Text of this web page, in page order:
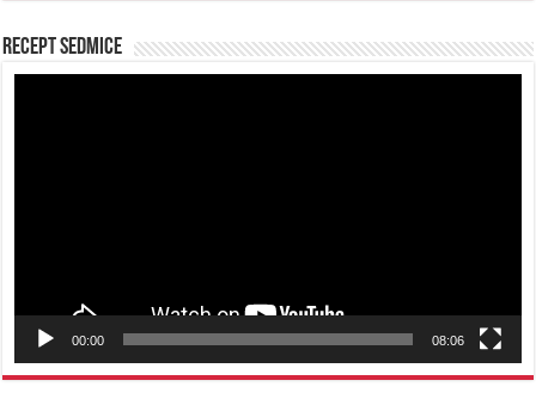
Recept sedmice
00:00 08:06